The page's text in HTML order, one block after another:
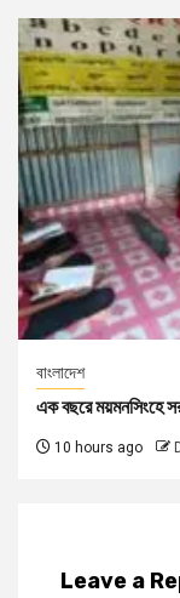
বাংলাদেশ
এক বছরে ময়মনসিংহে
10 hours ago
Leave a